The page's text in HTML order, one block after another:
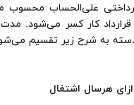
علی‌الحساب محسوب
قرارداد کار کسر می‌شود.
به شرح زیر تقسیم